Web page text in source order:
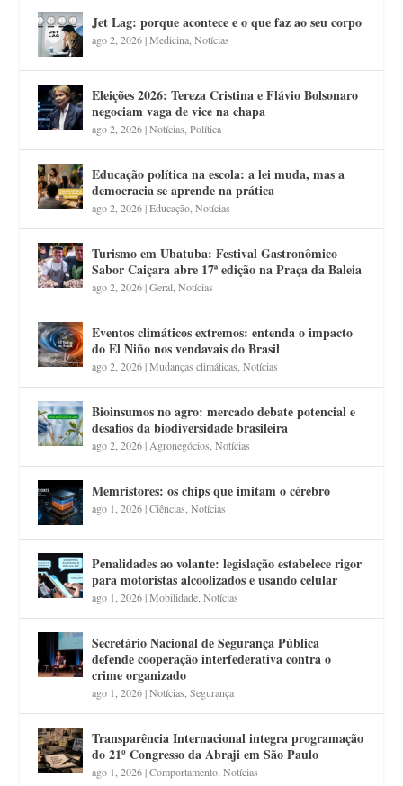
Jet Lag: porque acontece e o que faz ao seu corpo
ago 2, 2026|Medicina ,Notícias
Eleições 2026: Tereza Cristina e Flávio Bolsonaro
negociam vaga de vice na chapa
ago 2, 2026|Notícias ,Política
Educação política na escola: a lei muda, mas a
democracia se aprende na prática
ago 2, 2026|Educação ,Notícias
Turismo em Ubatuba: Festival Gastronômico
Sabor Caiçara abre 17ª edição na Praça da Baleia
ago 2, 2026|Geral ,Notícias
Eventos climáticos extremos: entenda o impacto
do El Niño nos vendavais do Brasil
ago 2, 2026|Mudanças climáticas ,Notícias
Bioinsumos no agro: mercado debate potencial e
desafios da biodiversidade brasileira
ago 2, 2026| Agronegócios ,Notícias
Memristores: os chips que imitam o cérebro
ago 1, 2026|Ciências ,Notícias
Penalidades ao volante: legislação estabelece rigor
para motoristas alcoolizados e usando celular
ago 1, 2026|Mobilidade ,Notícias
Secretário Nacional de Segurança Pública
defende cooperação interfederativa contra o
crime organizado
ago 1, 2026|Notícias ,Segurança
Transparência Internacional integra programação
do 21º Congresso da Abraji em São Paulo
ago 1, 2026|Comportamento ,Notícias